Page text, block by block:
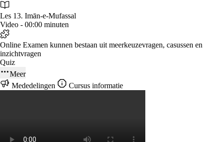
Les 13. Imān-e-Mufassal
Video - 00:00 minuten
Online Examen kunnen bestaan uit meerkeuzevragen, casussen en
inzichtvragen
Quiz
Meer
Mededelingen
Cursus informatie